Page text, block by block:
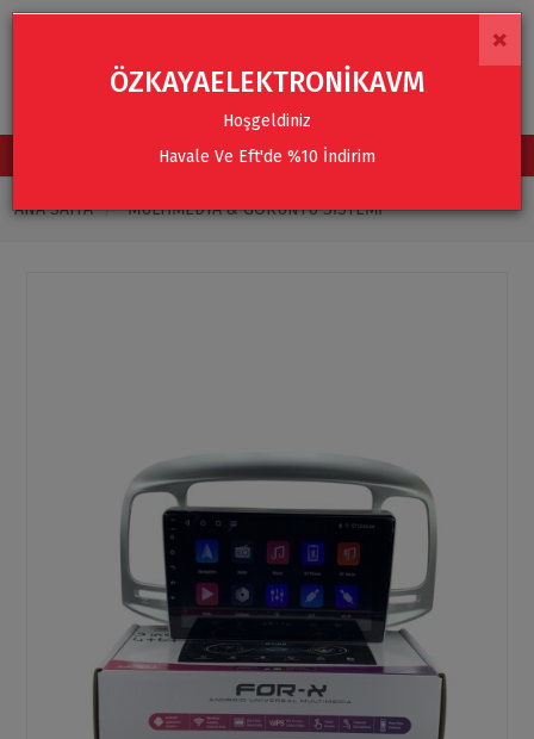
TÜM KATEGORİLER
ANA SAYFA MULTIMEDYA & GÖRÜNTÜ SISTEMI
×
ÖZKAYAELEKTRONİKAVM
Hoşgeldiniz
Havale Ve Eft'de %10 İndirim